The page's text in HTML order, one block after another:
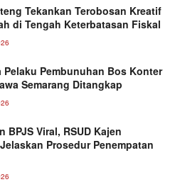
Tekankan Terobosan Kreatif
di Tengah Keterbatasan Fiskal
Pelaku Pembunuhan Bos Konter
Semarang Ditangkap
BPJS Viral, RSUD Kajen
Prosedur Penempatan